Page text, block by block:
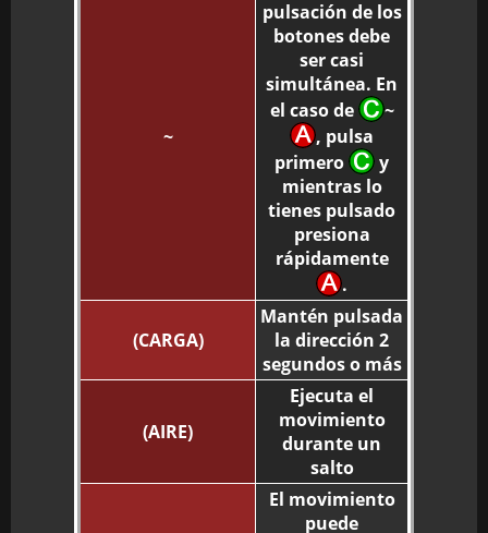
~
pulsación de los
botones debe
ser casi
simultánea. En
el caso de
~
, pulsa
primero
y
mientras lo
tienes pulsado
presiona
rápidamente
.
(CARGA)
Mantén pulsada
la dirección 2
segundos o más
(AIRE)
Ejecuta el
movimiento
durante un
salto
El movimiento
puede